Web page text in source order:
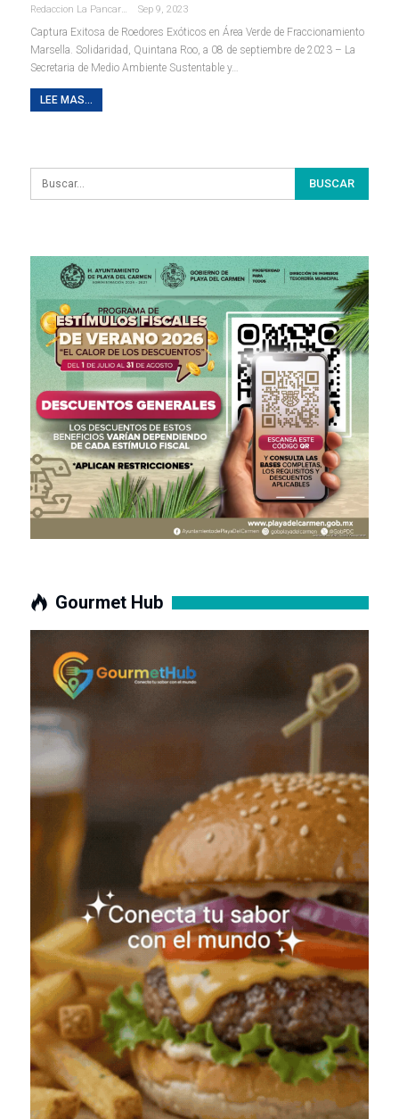
Redaccion La Pancarta De Quintana Roo Sep 9, 2023
Captura Exitosa de Roedores Exóticos en Área Verde de Fraccionamiento
Marsella. Solidaridad, Quintana Roo, a 08 de septiembre de 2023 – La
Secretaria de Medio Ambiente Sustentable y…
LEE MAS...
Gourmet Hub